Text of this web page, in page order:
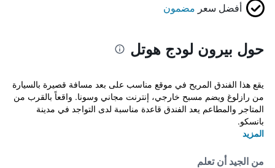
أفضل سعر مضمون
حول بيرون لودج هوتل
يقع هذا الفندق المريح في موقع مناسب على بعد مسافة قصيرة بالسيارة
من رازلوغ ويضم مسبح خارجي، إنترنت مجاني وسونا. واقعاً بالقرب من
المتاجر والمطاعم يعد الفندق قاعدة مناسبة لدى التواجد في مدينة
بانسكو.
المزيد
من الجيد أن تعلم